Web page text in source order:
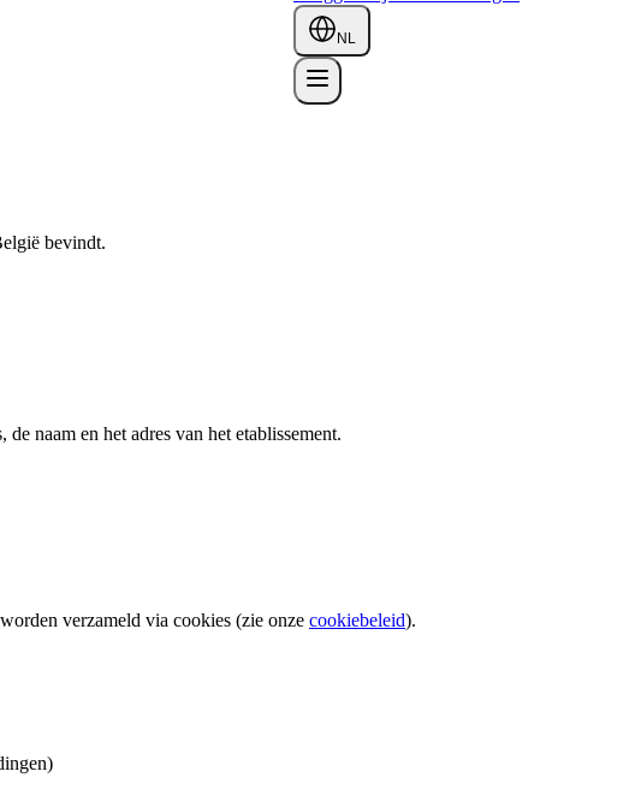
NL
bevindt.
naam en het adres van het etablissement.
verzameld via cookies (zie onze cookiebeleid).